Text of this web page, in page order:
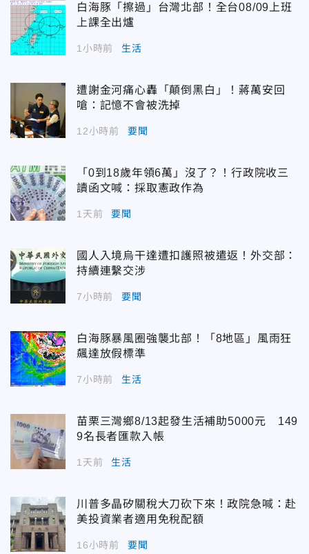
白海豚「擦過」台灣北部！全台08/09上班
上課全出爐
1小時前 生活
遭謝金河痛心轟「顛倒黑白」！蔣萬安回
嗆：記憶不會被洗掉
12小時前 要聞
「0到18歲年領6萬」沒了？！行政院收三
讀函文喊：採取憲政作為
1天前 要聞
國人入境烏干達遭扣護照被遣返！外交部：
持續連繫交涉
7小時前 要聞
白海豚暴風圈強襲北部！「8地區」風雨狂
飆達放假標準
7小時前 生活
苗栗三灣鄉8/13起發生活補助5000元 149
9名長者匯款入帳
1天前 生活
川普多晶矽關稅大刀砍下來！政院急喊：赴
美投資業者適用免稅配額
16小時前 要聞